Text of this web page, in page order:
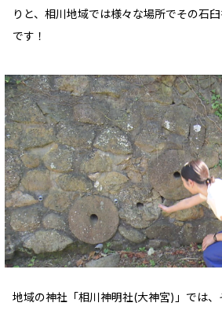
りと、相川地域では様々な場所でその石
です！
地域の神社「相川神明社(大神宮)」では